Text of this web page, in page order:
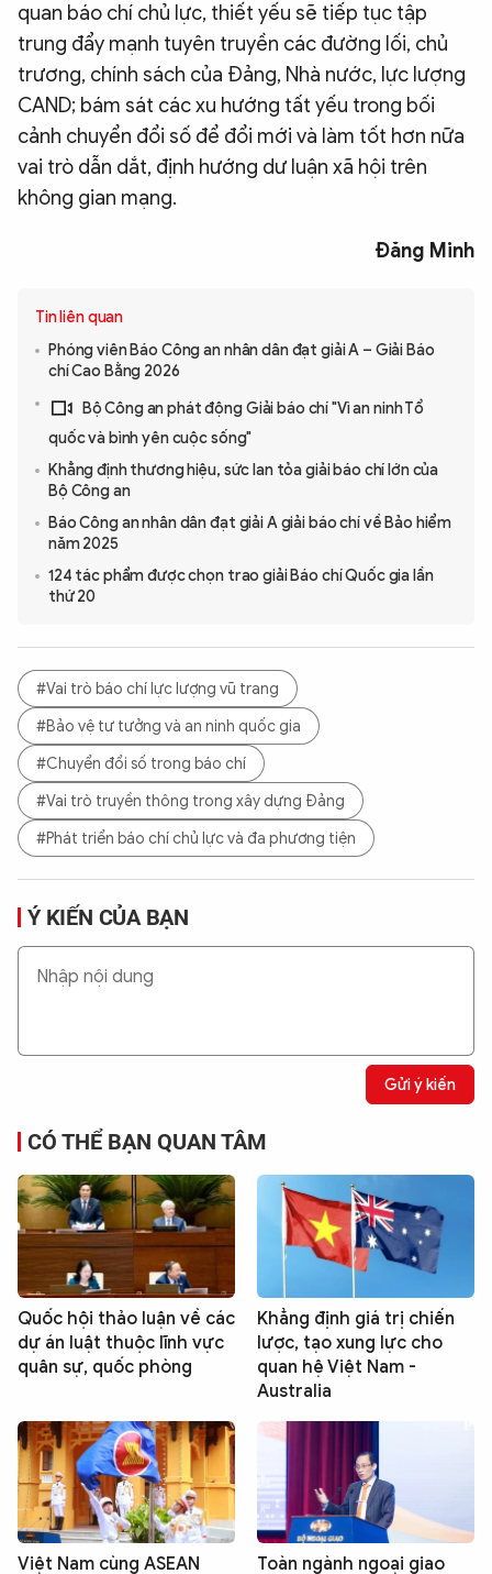
quan báo chí chủ lực, thiết yếu sẽ tiếp tục tập
trung đẩy mạnh tuyên truyền các đường lối, chủ
trương, chính sách của Đảng, Nhà nước, lực lượng
CAND; bám sát các xu hướng tất yếu trong bối
cảnh chuyển đổi số để đổi mới và làm tốt hơn nữa
vai trò dẫn dắt, định hướng dư luận xã hội trên
không gian mạng.
Đăng Minh
Tin liên quan
Phóng viên Báo Công an nhân dân đạt giải A – Giải Báo
chí Cao Bằng 2026
Bộ Công an phát động Giải báo chí "Vì an ninh Tổ
quốc và bình yên cuộc sống"
Khẳng định thương hiệu, sức lan tỏa giải báo chí lớn của
Bộ Công an
Báo Công an nhân dân đạt giải A giải báo chí về Bảo hiểm
năm 2025
124 tác phẩm được chọn trao giải Báo chí Quốc gia lần
thứ 20
#Vai trò báo chí lực lượng vũ trang
#Bảo vệ tư tưởng và an ninh quốc gia
#Chuyển đổi số trong báo chí
#Vai trò truyền thông trong xây dựng Đảng
#Phát triển báo chí chủ lực và đa phương tiện
Ý KIẾN CỦA BẠN
Gửi ý kiến
CÓ THỂ BẠN QUAN TÂM
Quốc hội thảo luận về các
dự án luật thuộc lĩnh vực
quân sự, quốc phòng
Khẳng định giá trị chiến
lược, tạo xung lực cho
quan hệ Việt Nam -
Australia
Việt Nam cùng ASEAN Toàn ngành ngoại giao